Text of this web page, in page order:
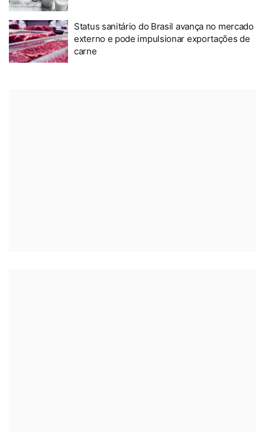
Status sanitário do Brasil avança no mercado
externo e pode impulsionar exportações de
carne